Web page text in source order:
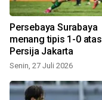
Persebaya Surabaya
menang tipis 1-0 atas
Persija Jakarta
Senin, 27 Juli 2026